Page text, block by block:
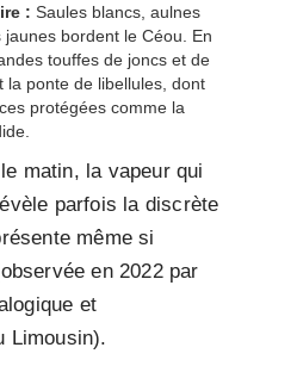
: Saules blancs, aulnes
jaunes bordent le Céou. En
touffes de joncs et de
la ponte de libellules, dont
protégées comme la
matin, la vapeur qui
parfois la discrète
même si
en 2022 par
et
Limousin).